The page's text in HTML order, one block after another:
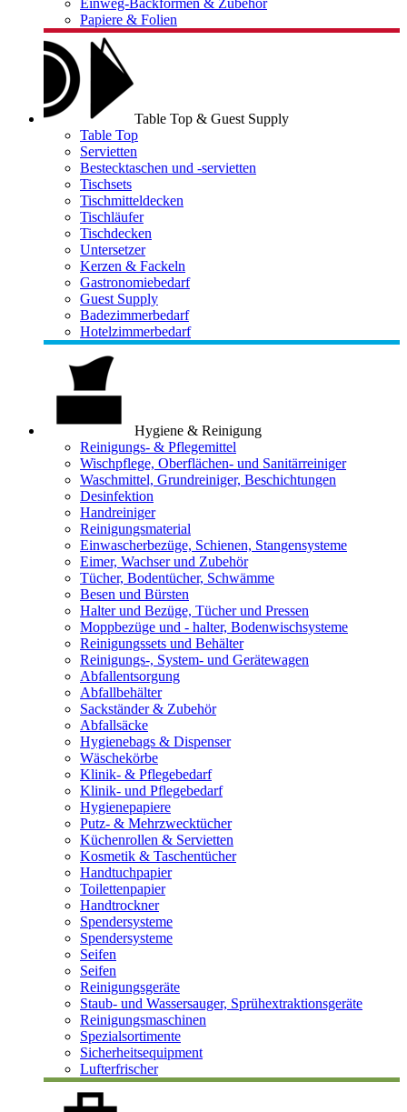
Einweg-Backformen & Zubehör
Papiere & Folien
Table Top & Guest Supply
Table Top
Servietten
Bestecktaschen und -servietten
Tischsets
Tischmitteldecken
Tischläufer
Tischdecken
Untersetzer
Kerzen & Fackeln
Gastronomiebedarf
Guest Supply
Badezimmerbedarf
Hotelzimmerbedarf
Hygiene & Reinigung
Reinigungs- & Pflegemittel
Wischpflege, Oberflächen- und Sanitärreiniger
Waschmittel, Grundreiniger, Beschichtungen
Desinfektion
Handreiniger
Reinigungsmaterial
Einwascherbezüge, Schienen, Stangensysteme
Eimer, Wachser und Zubehör
Tücher, Bodentücher, Schwämme
Besen und Bürsten
Halter und Bezüge, Tücher und Pressen
Moppbezüge und - halter, Bodenwischsysteme
Reinigungssets und Behälter
Reinigungs-, System- und Gerätewagen
Abfallentsorgung
Abfallbehälter
Sackständer & Zubehör
Abfallsäcke
Hygienebags & Dispenser
Wäschekörbe
Klinik- & Pflegebedarf
Klinik- und Pflegebedarf
Hygienepapiere
Putz- & Mehrzwecktücher
Küchenrollen & Servietten
Kosmetik & Taschentücher
Handtuchpapier
Toilettenpapier
Handtrockner
Spendersysteme
Spendersysteme
Seifen
Seifen
Reinigungsgeräte
Staub- und Wassersauger, Sprühextraktionsgeräte
Reinigungsmaschinen
Spezialsortimente
Sicherheitsequipment
Lufterfrischer